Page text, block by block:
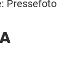
Pressefoto